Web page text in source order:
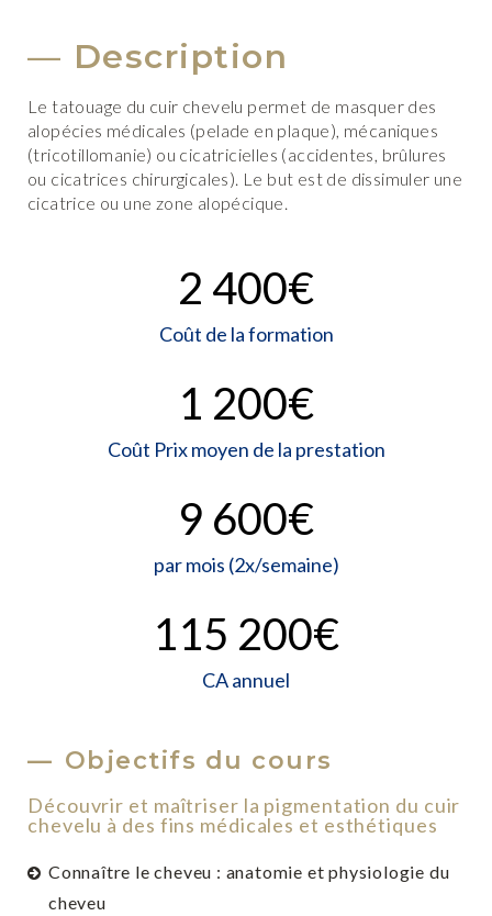
Description
Le tatouage du cuir chevelu permet de masquer des
alopécies médicales (pelade en plaque), mécaniques
(tricotillomanie) ou cicatricielles (accidentes, brûlures
ou cicatrices chirurgicales). Le but est de dissimuler une
cicatrice ou une zone alopécique.
2 400€
Coût de la formation
1 200€
Coût Prix moyen de la prestation
9 600€
par mois (2x/semaine)
115 200€
CA annuel
Objectifs du cours
Découvrir et maîtriser la pigmentation du cuir
chevelu à des fins médicales et esthétiques
Connaître le cheveu : anatomie et physiologie du
cheveu